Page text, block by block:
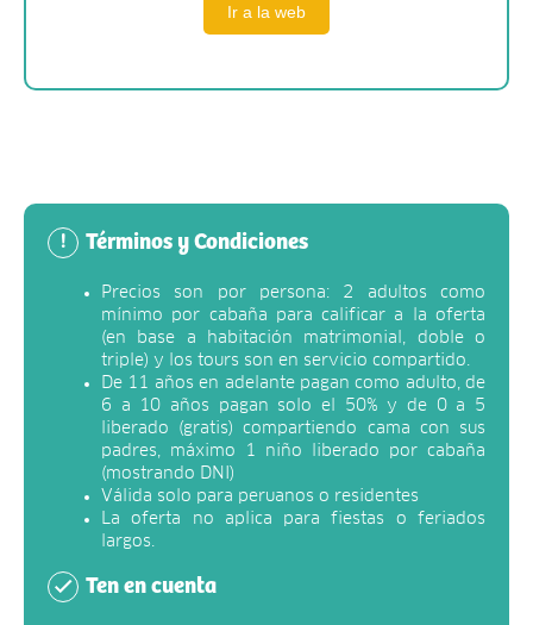
Ir a la web
! Términos y Condiciones
Precios son por persona: 2 adultos como
mínimo por cabaña para calificar a la oferta
(en base a habitación matrimonial, doble o
triple) y los tours son en servicio compartido.
De 11 años en adelante pagan como adulto, de
6 a 10 años pagan solo el 50% y de 0 a 5
liberado (gratis) compartiendo cama con sus
padres, máximo 1 niño liberado por cabaña
(mostrando DNI)
Válida solo para peruanos o residentes
La oferta no aplica para fiestas o feriados
largos.
Ten en cuenta